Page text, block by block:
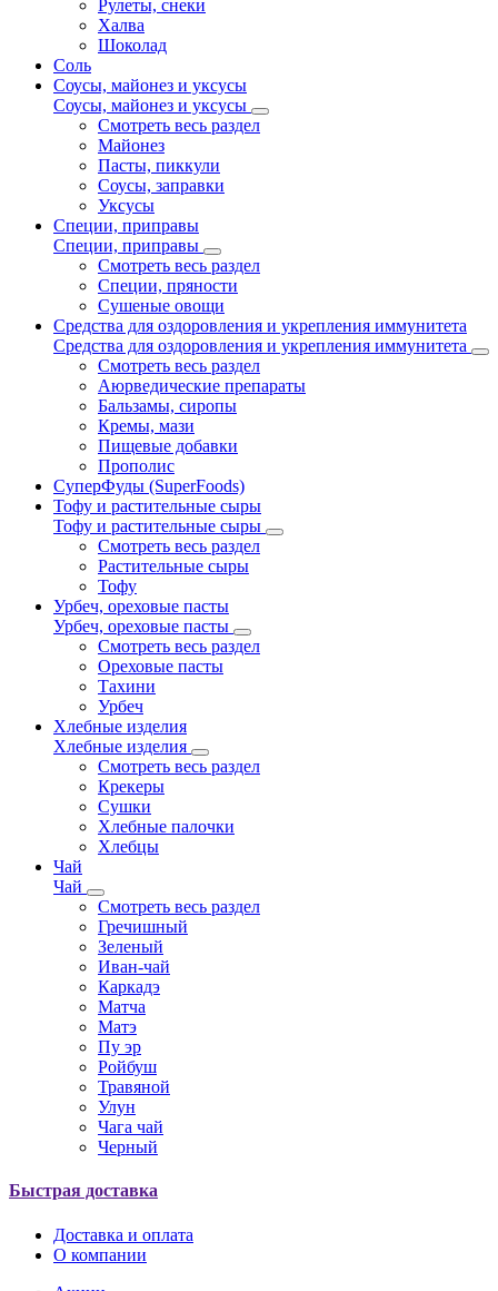
Рулеты, снеки
Халва
Шоколад
Соль
Соусы, майонез и уксусы
Соусы, майонез и уксусы
Смотреть весь раздел
Майонез
Пасты, пиккули
Соусы, заправки
Уксусы
Специи, приправы
Специи, приправы
Смотреть весь раздел
Специи, пряности
Сушеные овощи
Средства для оздоровления и укрепления иммунитета
Средства для оздоровления и укрепления иммунитета
Смотреть весь раздел
Аюрведические препараты
Бальзамы, сиропы
Кремы, мази
Пищевые добавки
Прополис
СуперФуды (SuperFoods)
Тофу и растительные сыры
Тофу и растительные сыры
Смотреть весь раздел
Растительные сыры
Тофу
Урбеч, ореховые пасты
Урбеч, ореховые пасты
Смотреть весь раздел
Ореховые пасты
Тахини
Урбеч
Хлебные изделия
Хлебные изделия
Смотреть весь раздел
Крекеры
Сушки
Хлебные палочки
Хлебцы
Чай
Чай
Смотреть весь раздел
Гречишный
Зеленый
Иван-чай
Каркадэ
Матча
Матэ
Пу эр
Ройбуш
Травяной
Улун
Чага чай
Черный
Быстрая доставка
Доставка и оплата
О компании